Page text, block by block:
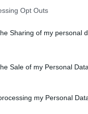
Opt Outs
Sharing of my personal
Sale of my Personal Data.
my Personal